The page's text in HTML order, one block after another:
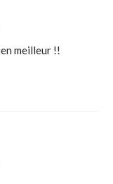
meilleur !!